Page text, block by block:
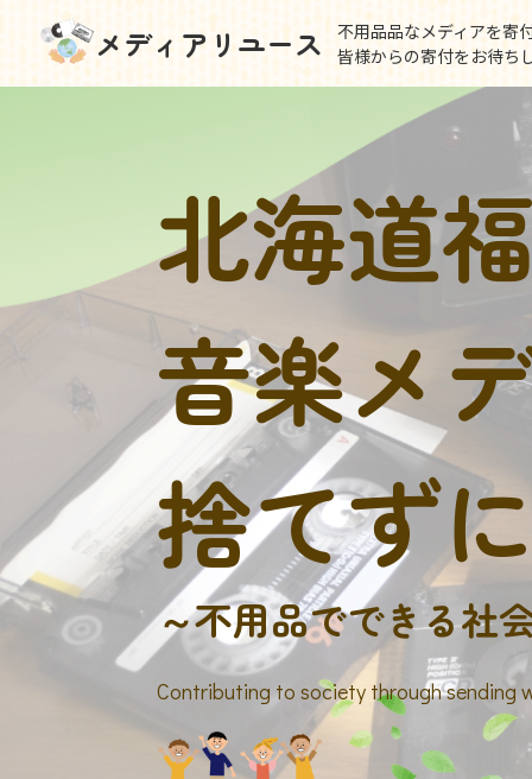
メディアリユース
不用品品なメディアを寄
皆様からの寄付をお待ち
北海道
音楽メ
捨てず
～不用品でできる社
Contributing to society through sending